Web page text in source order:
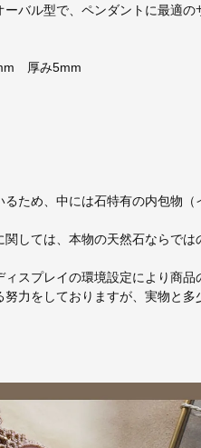
バル型で、ペンダントに最適の
厚み5mm
ため、中には石特有の内包物
しては、本物の天然石ならでは
スプレイの環境設定により商品
力をしておりますが、実物と多